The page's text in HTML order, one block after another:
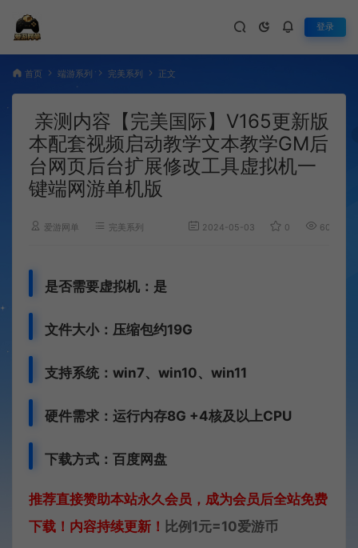
登录
首页 端游系列 完美系列 正文
亲测内容【完美国际】V165更新版
本配套视频启动教学文本教学GM后
台网页后台扩展修改工具虚拟机一
键端网游单机版
爱游网单 完美系列 2024-05-03 0 605
是否需要虚拟机：是
文件大小：压缩包约19G
支持系统：win7、win10、win11
硬件需求：运行内存8G +4核及以上CPU
下载方式：百度网盘
推荐直接赞助本站永久会员，成为会员后全站免费
下载！内容持续更新！ 比例1元=10爱游币